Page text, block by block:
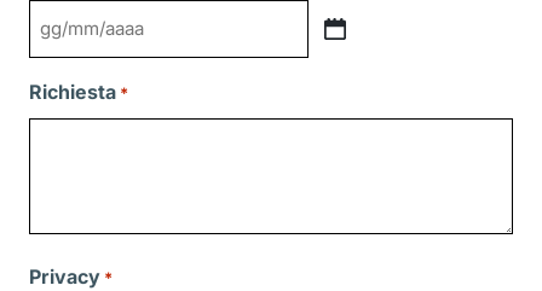
slash
AAAA
GG
MM
Richiesta *
Privacy *